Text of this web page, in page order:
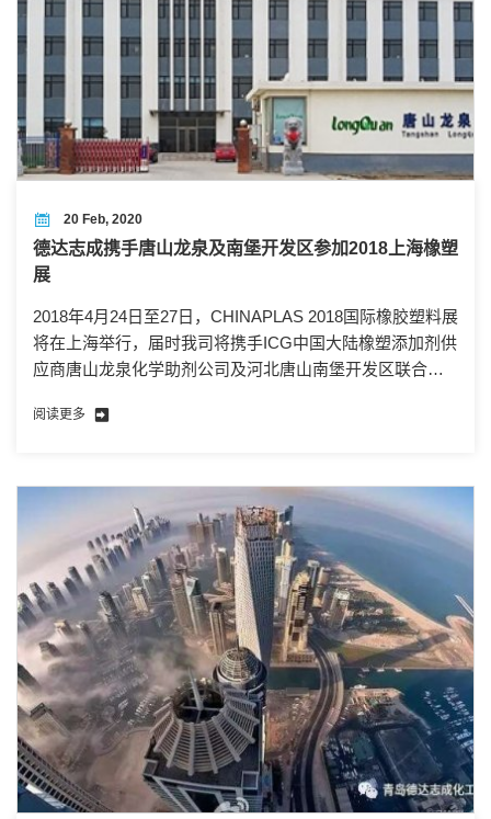
20 Feb, 2020
德达志成携手唐山龙泉及南堡开发区参加2018上海橡塑
展
2018年4月24日至27日，CHINAPLAS 2018国际橡胶塑料展
将在上海举行，届时我司将携手ICG中国大陆橡塑添加剂供
应商唐山龙泉化学助剂公司及河北唐山南堡开发区联合参
阅读更多